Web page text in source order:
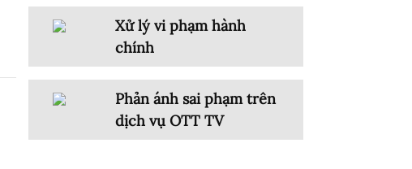
Xử lý vi phạm hành
chính
Phản ánh sai phạm trên
dịch vụ OTT TV